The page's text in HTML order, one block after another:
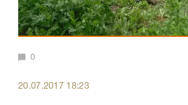
0
20.07.2017 18:23